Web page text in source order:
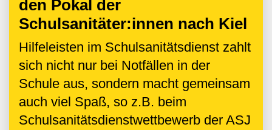
den Pokal der
Schulsanitäter:innen nach Kiel
Hilfeleisten im Schulsanitätsdienst zahlt
sich nicht nur bei Notfällen in der
Schule aus, sondern macht gemeinsam
auch viel Spaß, so z.B. beim
Schulsanitätsdienstwettbewerb der ASJ